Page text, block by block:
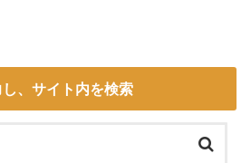
、サイト内を検索